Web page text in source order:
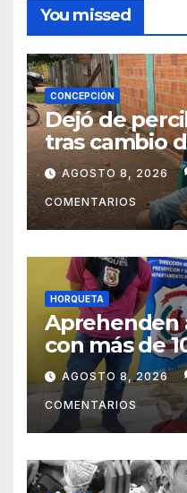
You missed
CONCEPCIÓN
Dejó de
tras cambio
ahora vende
subsistir
AGOSTO 8, 2026
COMENTARIOS
HORQUETA
Aprehenden
con más de
supuesta
Horqueta
AGOSTO 8, 2026
COMENTARIOS